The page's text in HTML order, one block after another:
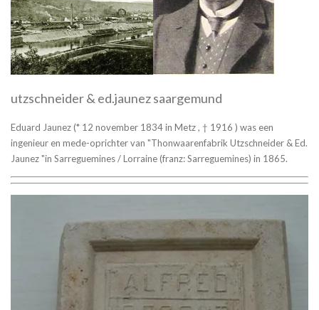
utzschneider & ed.jaunez saargemund
Eduard Jaunez (* 12 november 1834 in Metz , † 1916 ) was een
ingenieur en mede-oprichter van "Thonwaarenfabrik Utzschneider & Ed.
Jaunez "in Sarreguemines / Lorraine (franz: Sarreguemines) in 1865.